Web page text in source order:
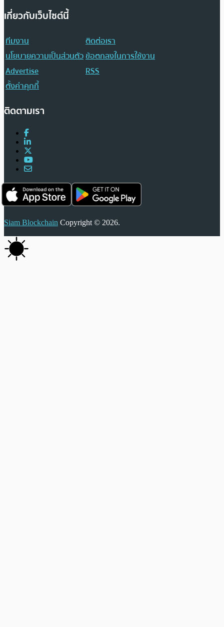
เกี่ยวกับเว็บไซต์นี้
ทีมงาน
ติดต่อเรา
นโยบายความเป็นส่วนตัวข้อตกลงในการใช้งาน
Advertise
RSS
ตั้งค่าคุกกี้
ติดตามเรา
Siam Blockchain Copyright © 2026.